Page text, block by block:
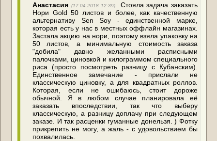
Анастасия (17.04.2018 12:39)
Стояла задача заказать
Нори Gold 50 листов и более, как качественную
альтернативу Sen Soy - единственной марке,
которая есть у нас в местных оффлайн магазинах.
Застала акцию на нори, поэтому взяла упаковку на
50 листов, а минимальную стоимость заказа
"добила" давно желанными расписными
палочками, циновкой и килограммом специального
риса (просто посмотреть разницу с Кубанским).
Единственное замечание - прислали не
классическую циновку, а для квадратных роллов.
Которая, если не ошибаюсь, стоит дороже
обычной. Я в любом случае планировала её
заказать впоследствии, так что выберу
классическую, а разницу доплачу при следующем
заказе. И так расценки гуманные донельзя. ) Фотку
прикрепить не могу, а жаль - с удовольствием бы
похвалилась.